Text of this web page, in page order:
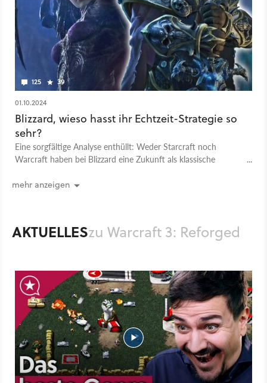
125 39
01.10.2024
Blizzard, wieso hasst ihr Echtzeit-Strategie so
sehr?
Eine sorgfältige Analyse enthüllt: Weder Starcraft noch
Warcraft haben bei Blizzard eine Zukunft als klassische
mehr anzeigen
AKTUELLESzu Warcraft 3: Reforged